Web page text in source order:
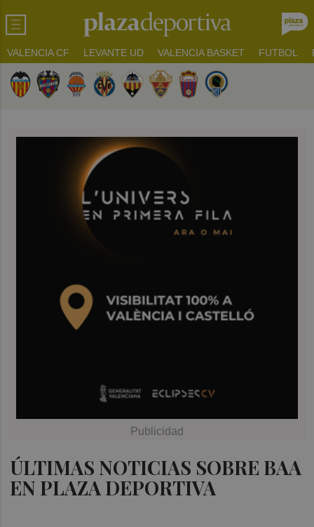
VALENCIA CF LEVANTE UD VALENCIA BASKET FUTBOL
ÚLTIMAS NOTICIAS SOBRE BAA
EN PLAZA DEPORTIVA